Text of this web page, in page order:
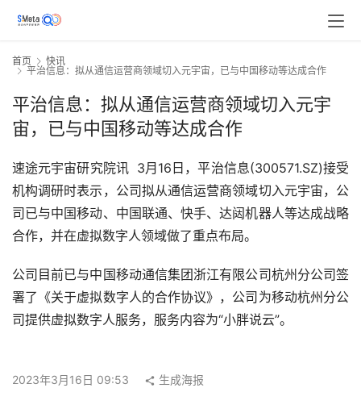
首页
快讯
平治信息：拟从通信运营商领域切入元宇宙，已与中国移动等达成合作
平治信息：拟从通信运营商领域切入元宇
宙，已与中国移动等达成合作
速途元宇宙研究院讯  3月16日，平治信息(300571.SZ)接受
机构调研时表示，公司拟从通信运营商领域切入元宇宙，公
司已与中国移动、中国联通、快手、达闼机器人等达成战略
合作，并在虚拟数字人领域做了重点布局。
公司目前已与中国移动通信集团浙江有限公司杭州分公司签
署了《关于虚拟数字人的合作协议》，公司为移动杭州分公
司提供虚拟数字人服务，服务内容为“小胖说云”。
2023年3月16日 09:53 生成海报